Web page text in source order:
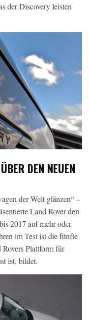
der Discovery leisten
DEN NEUEN
der Welt glänzen“ –
Land Rover den
2017 auf mehr oder
im Test ist die fünfte
Plattform für
ist, bildet.